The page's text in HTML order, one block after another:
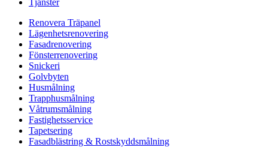
Renovera Träpanel
Lägenhetsrenovering
Fasadrenovering
Fönsterrenovering
Snickeri
Golvbyten
Husmålning
Trapphusmålning
Våtrumsmålning
Fastighetsservice
Tapetsering
Fasadblästring & Rostskyddsmålning